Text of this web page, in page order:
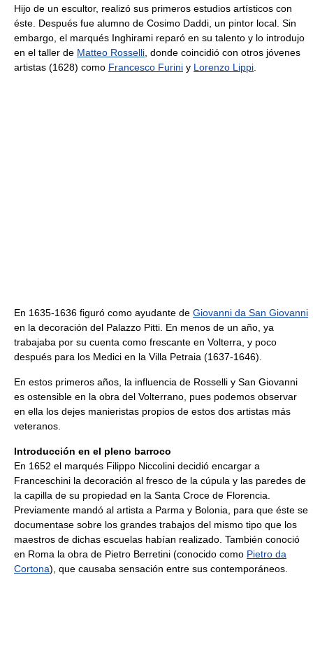
Hijo de un escultor, realizó sus primeros estudios artísticos con
éste. Después fue alumno de Cosimo Daddi, un pintor local. Sin
embargo, el marqués Inghirami reparó en su talento y lo introdujo
en el taller de Matteo Rosselli , donde coincidió con otros jóvenes
artistas (1628) como Francesco Furini y Lorenzo Lippi
En 1635-1636 figuró como ayudante de Giovanni da San Giovanni
en la decoración del Palazzo Pitti. En menos de un año, ya
trabajaba por su cuenta como frescante en Volterra, y poco
después para los Medici en la Villa Petraia (1637-1646).
En estos primeros años, la influencia de Rosselli y San Giovanni
es ostensible en la obra del Volterrano, pues podemos observar
en ella los dejes manieristas propios de estos dos artistas más
veteranos.
Introducción en el pleno barroco
En 1652 el marqués Filippo Niccolini decidió encargar a
Franceschini la decoración al fresco de la cúpula y las paredes de
la capilla de su propiedad en la Santa Croce de Florencia.
Previamente mandó al artista a Parma y Bolonia, para que éste se
documentase sobre los grandes trabajos del mismo tipo que los
maestros de dichas escuelas habían realizado. También conoció
en Roma la obra de Pietro Berretini (conocido como Pietro da
Cortona), que causaba sensación entre sus contemporáneos.